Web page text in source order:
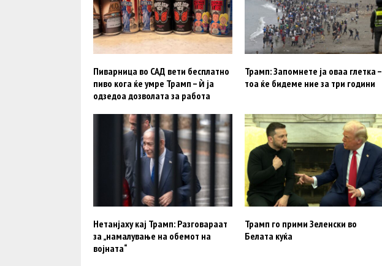
Пиварница во САД вети бесплатно
пиво кога ќе умре Трамп – ѝ ја
одзедоа дозволата за работа
Трамп: Запомнете ја оваа глетка –
тоа ќе бидеме ние за три години
Нетанјаху кај Трамп: Разговараат
за „намалување на обемот на
војната“
Трамп го прими Зеленски во
Белата куќа